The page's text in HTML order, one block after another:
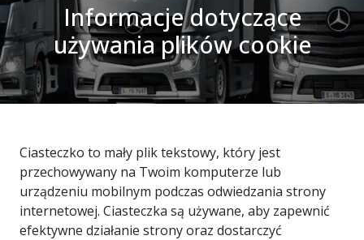
Informacje dotyczące
używania plików cookie
Ciasteczko to mały plik tekstowy, który jest
przechowywany na Twoim komputerze lub
urządzeniu mobilnym podczas odwiedzania strony
internetowej. Ciasteczka są używane, aby zapewnić
efektywne działanie strony oraz dostarczyć